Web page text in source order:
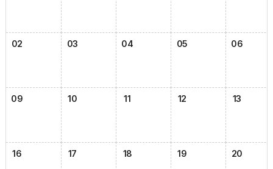
02 03 04 05 06
09 10 11 12 13
16 17 18 19 20